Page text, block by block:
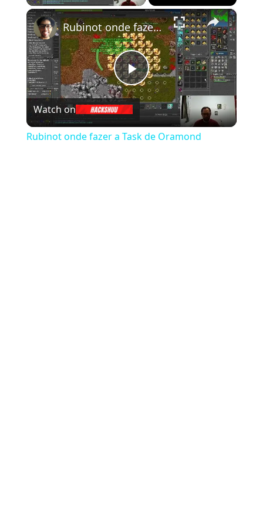
×
Play Video
Rubinot onde fazer a Task de Oramond
Watch on
Rubinot onde fazer a Task de Oramond